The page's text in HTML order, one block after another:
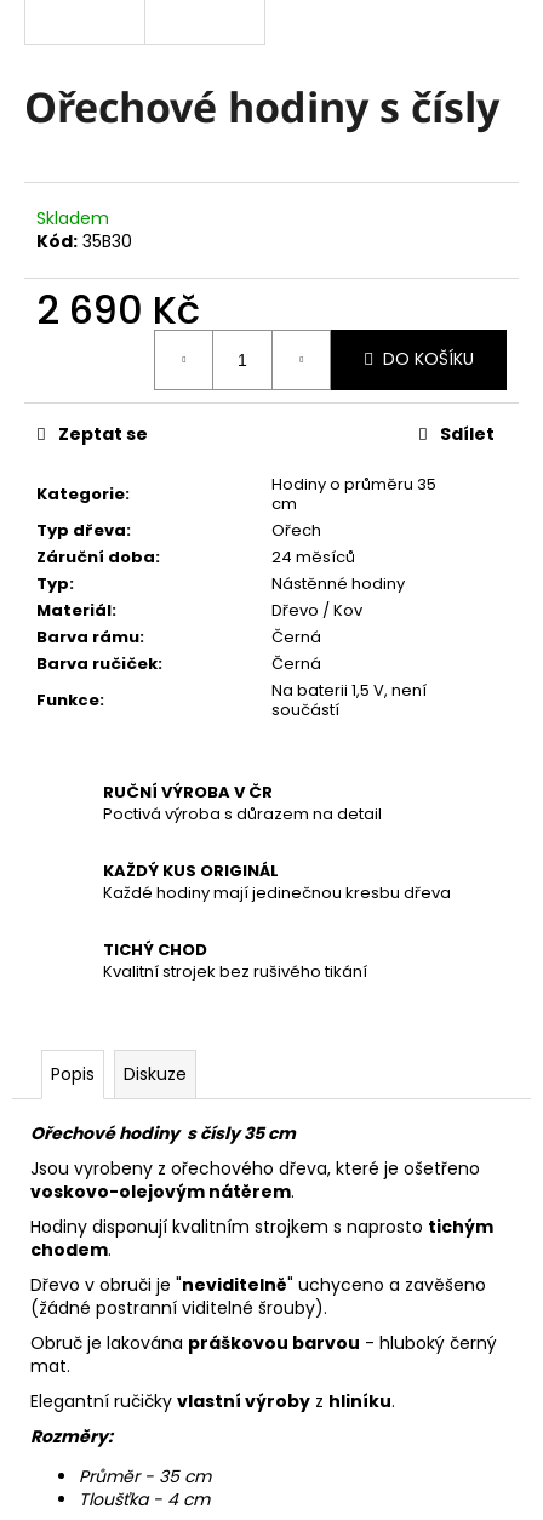
Ořechové hodiny s čísly
Skladem
Kód: 35B30
2 690 Kč
DO KOŠÍKU
Kategorie:
Hodiny o průměru 35
cm
Typ dřeva:
Ořech
Záruční doba:
24 měsíců
Typ:
Nástěnné hodiny
Materiál:
Dřevo / Kov
Barva rámu:
Černá
Barva ručiček:
Černá
Funkce:
Na baterii 1,5 V, není
součástí
Zeptat se Sdílet
RUČNÍ VÝROBA V ČR
Poctivá výroba s důrazem na detail
KAŽDÝ KUS ORIGINÁL
Každé hodiny mají jedinečnou kresbu dřeva
TICHÝ CHOD
Kvalitní strojek bez rušivého tikání
Popis Diskuze
Ořechové hodiny s čísly 35 cm
Jsou vyrobeny z ořechového dřeva, které je ošetřeno
voskovo-olejovým nátěrem.
Hodiny disponují kvalitním strojkem s naprosto tichým
chodem.
Dřevo v obruči je "neviditelně" uchyceno a zavěšeno
(žádné postranní viditelné šrouby).
Obruč je lakována práškovou barvou - hluboký černý
mat.
Elegantní ručičky vlastní výroby z hliníku.
Rozměry:
Průměr - 35 cm
Tloušťka - 4 cm
í
t
HLEDAT
o
p
u
u
e
m
e